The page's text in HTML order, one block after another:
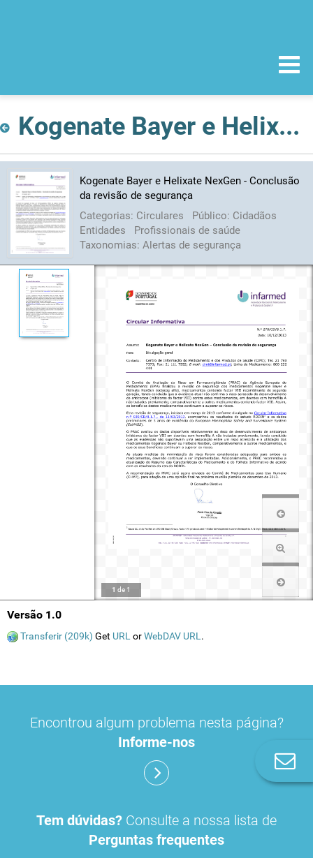
Kogenate Bayer e Helixate NexGen - Conclusão da revisão de segurança
Kogenate Bayer e Helixate NexGen - Conclusão
da revisão de segurança
Categorias: Circulares Público: Cidadãos
Entidades
Profissionais de saúde
Taxonomias: Alertas de segurança
1 de 1
Versão 1.0
Transferir (209k) Get URL orWebDAV URL .
Encontrou algum problema nesta página?
Informe-nos
Tem dúvidas? Consulte a nossa lista de
Perguntas frequentes